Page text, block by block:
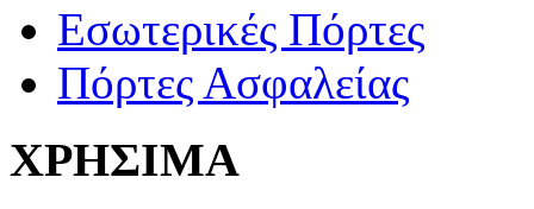
Εσωτερικές Πόρτες
Πόρτες Ασφαλείας
ΧΡΗΣΙΜΑ